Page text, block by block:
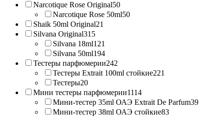
Narcotique Rose Original50
Narcotique Rose 50ml50
Shaik 50ml Original21
Silvana Original315
Silvana 18ml121
Silvana 50ml194
Тестеры парфюмерии242
Тестеры Extrait 100ml стойкие221
Тестеры20
Мини тестеры парфюмерии1114
Мини-тестер 35ml ОАЭ Extrait De Parfum39
Мини-тестер 38ml ОАЭ стойкие83